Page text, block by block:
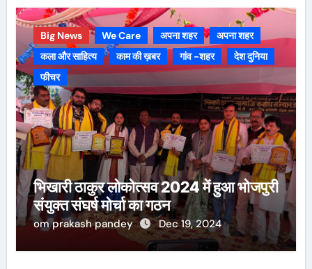
Big News We Care अपना शहर
अपना शहर
कला और साहित्य
काम की ख़बर गांव -शहर
देश दुनिया
फीचर
भिखारी ठाकुर लोकोत्सव 2024 में हुआ भोजपुरी
संयुक्त संघर्ष मोर्चा का गठन
om prakash pandey Dec 19, 2024